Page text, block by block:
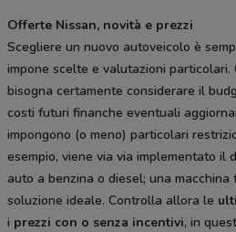
Offerte Nissan, novità e prezzi
Scegliere un nuovo autoveicolo è
impone scelte e valutazioni
bisogna certamente considerare il
costi futuri finanche eventuali
impongono (o meno) particolari
esempio, viene via via implementato il
auto a benzina o diesel; una
soluzione ideale. Controlla allora le
i prezzi con o senza incentivi, in